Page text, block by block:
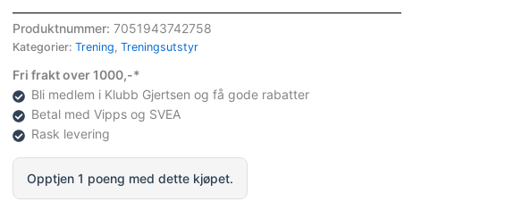
Kg
antall
Produktnummer: 7051943742758
Kategorier: Trening, Treningsutstyr
Fri frakt over 1000,-*
Bli medlem i Klubb Gjertsen og få gode rabatter
Betal med Vipps og SVEA
Rask levering
Opptjen 1 poeng med dette kjøpet.